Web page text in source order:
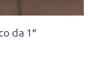
da 1″